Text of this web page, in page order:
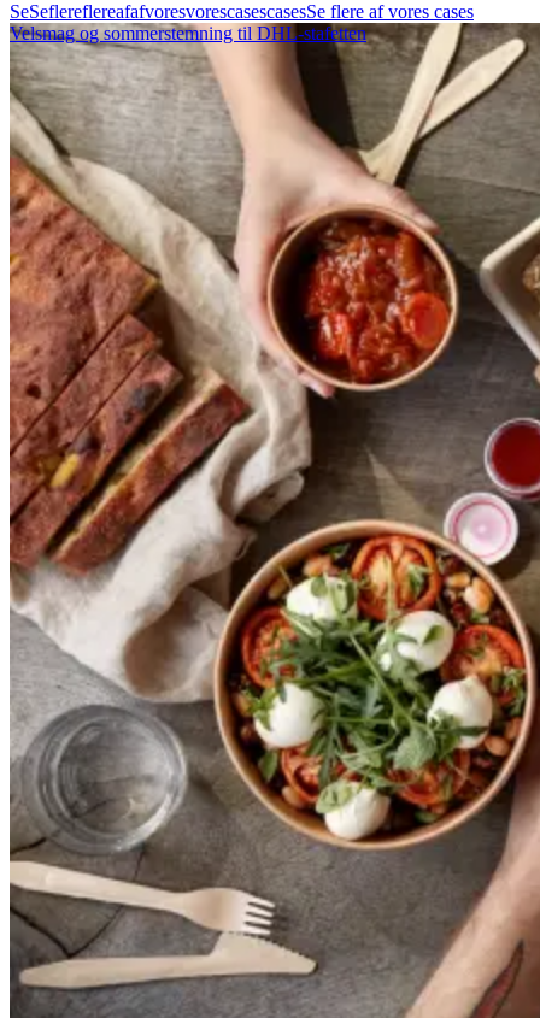
SeSeflereflereafafvoresvorescasescasesSe flere af vores cases
Velsmag og sommerstemning til DHL-stafetten